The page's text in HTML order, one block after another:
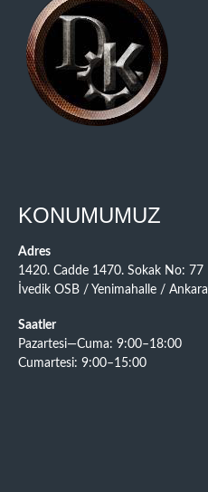
KONUMUMUZ
Adres
1420. Cadde 1470. Sokak No: 77
İvedik OSB / Yenimahalle / Ankara
Saatler
Pazartesi—Cuma: 9:00–18:00
Cumartesi: 9:00–15:00